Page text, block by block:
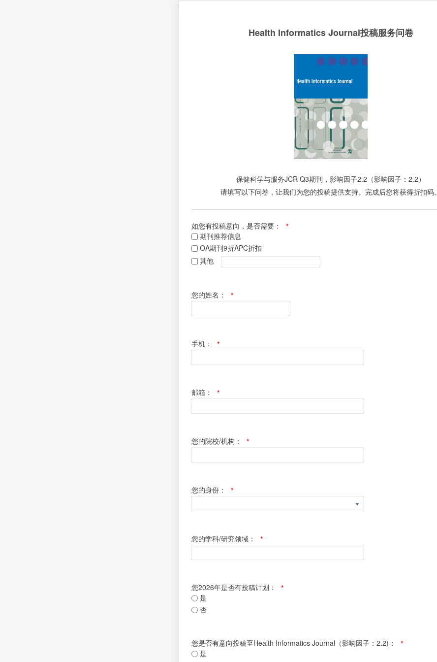
Health Informatics Journal投稿服务问卷
保健科学与服务JCR Q3期刊，影响因子2.2（影响因子：2.2）
请填写以下问卷，让我们为您的投稿提供支持。完成后您将获得折扣码。
如您有投稿意向，是否需要：
*
期刊推荐信息
OA期刊9折APC折扣
其他
您的姓名： *
手机： *
邮箱： *
您的院校/机构： *
您的身份： *
您的学科/研究领域： *
您2026年是否有投稿计划：
*
是
否
您是否有意向投稿至Health Informatics Journal（影响因子：2.2)：
*
是